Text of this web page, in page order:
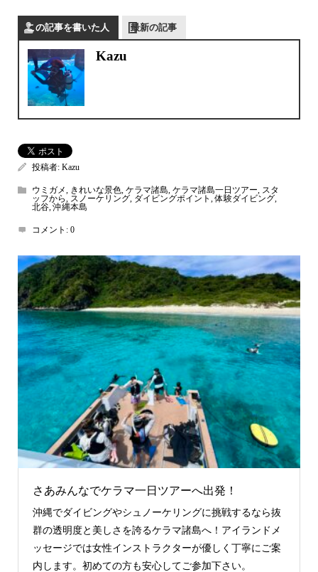
この記事を書いた人 最新の記事
Kazu
投稿者: Kazu
ウミガメ, きれいな景色, ケラマ諸島, ケラマ諸島一日ツアー, スタ
ッフから, スノーケリング, ダイビングポイント ,体験ダイビング,
北谷,沖縄本島
コメント: 0
さあみんなでケラマ一日ツアーへ出発！
沖縄でダイビングやシュノーケリングに挑戦するなら抜
群の透明度と美しさを誇るケラマ諸島へ！アイランドメ
ッセージでは女性インストラクターが優しく丁寧にご案
内します。初めての方も安心してご参加下さい。